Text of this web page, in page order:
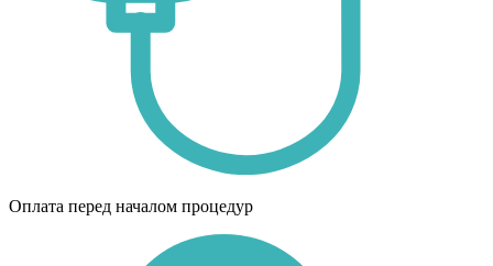
Оплата перед началом процедур